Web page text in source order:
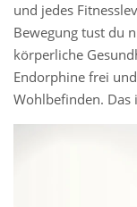
und jedes
Bewegung tust du
körperliche
Endorphine frei
Wohlbefinden. Das